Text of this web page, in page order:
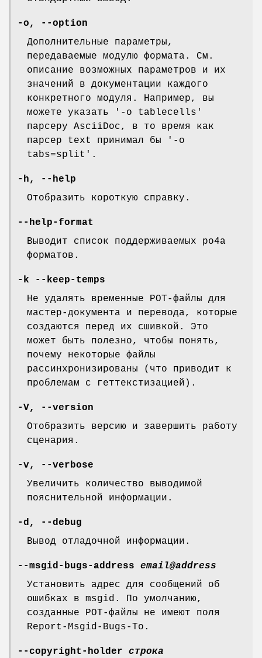
-o,
--option
Дополнительные параметры,
передаваемые модулю формата. См.
описание возможных параметров и их
значений в документации каждого
конкретного модуля. Например, вы
можете указать '-o tablecells'
парсеру AsciiDoc, в то время как
парсер text принимал бы '-o
tabs=split'.
-h,
--help
Отобразить короткую справку.
--help-format
Выводит список поддерживаемых po4a
форматов.
-k
--keep-temps
Не удалять временные POT-файлы для
мастер-документа и перевода, которые
создаются перед их сшивкой. Это
может быть полезно, чтобы понять,
почему некоторые файлы
рассинхронизированы (что приводит к
проблемам с геттекстизацией).
-V,
--version
Отобразить версию и завершить работу
сценария.
-v,
--verbose
Увеличить количество выводимой
пояснительной информации.
-d,
--debug
Вывод отладочной информации.
--msgid-bugs-address
email@address
Установить адрес для сообщений об
ошибках в msgid. По умолчанию,
созданные POT-файлы не имеют поля
Report-Msgid-Bugs-To.
--copyright-holder
строка